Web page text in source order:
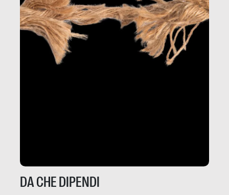
DA CHE DIPENDI